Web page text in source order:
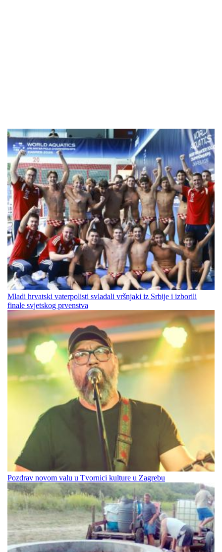
Mladi hrvatski vaterpolisti svladali vršnjaki iz Srbije i izborili
finale svjetskog prvenstva
Pozdrav novom valu u Tvornici kulture u Zagrebu